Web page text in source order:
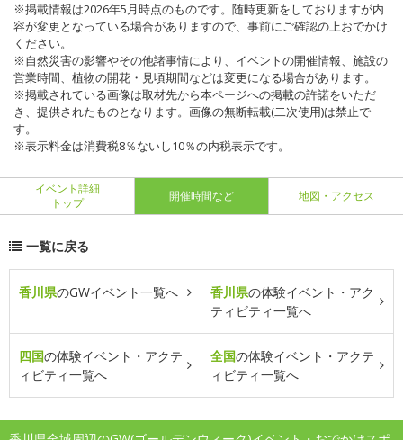
※掲載情報は2026年5月時点のものです。随時更新をしておりますが内
容が変更となっている場合がありますので、事前にご確認の上おでかけ
ください。
※自然災害の影響やその他諸事情により、イベントの開催情報、施設の
営業時間、植物の開花・見頃期間などは変更になる場合があります。
※掲載されている画像は取材先から本ページへの掲載の許諾をいただ
き、提供されたものとなります。画像の無断転載(二次使用)は禁止で
す。
※表示料金は消費税8％ないし10％の内税表示です。
イベント詳細
トップ
開催時間など 地図・アクセス
一覧に戻る
香川県のGWイベント一覧へ 香川県の体験イベント・アク
ティビティ一覧へ
四国の体験イベント・アクテ
ィビティ一覧へ
全国の体験イベント・アクテ
ィビティ一覧へ